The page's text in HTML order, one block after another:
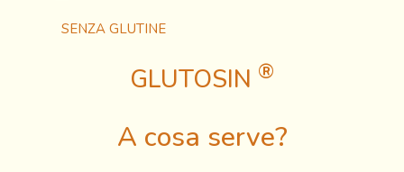
SENZA GLUTINE
GLUTOSIN ®
A cosa serve?